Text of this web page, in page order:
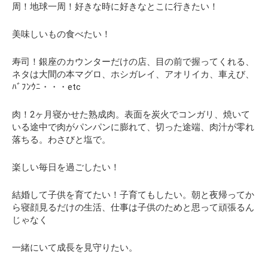
周！地球一周！好きな時に好きなとこに行きたい！
美味しいもの食べたい！
寿司！銀座のカウンターだけの店、目の前で握ってくれる、
ネタは大間の本マグロ、ホシガレイ、アオリイカ、車えび、
ﾊﾞﾌﾝｳﾆ・・・etc
肉！2ヶ月寝かせた熟成肉。表面を炭火でコンガリ、焼いて
いる途中で肉がパンパンに膨れて、切った途端、肉汁が零れ
落ちる。わさびと塩で。
楽しい毎日を過ごしたい！
結婚して子供を育てたい！子育てもしたい。朝と夜帰ってか
ら寝顔見るだけの生活、仕事は子供のためと思って頑張るん
じゃなく
一緒にいて成長を見守りたい。